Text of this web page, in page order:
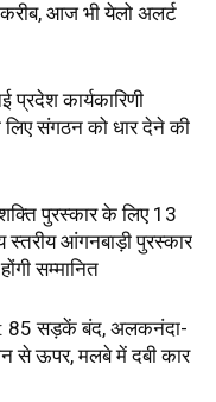
आज भी येलो अलर्ट
प्रदेश कार्यकारिणी
संगठन को धार देने की
पुरस्कार के लिए 13
स्तरीय आंगनबाड़ी पुरस्कार
सम्मानित
85 सड़कें बंद, अलकनंदा-
से ऊपर, मलबे में दबी कार